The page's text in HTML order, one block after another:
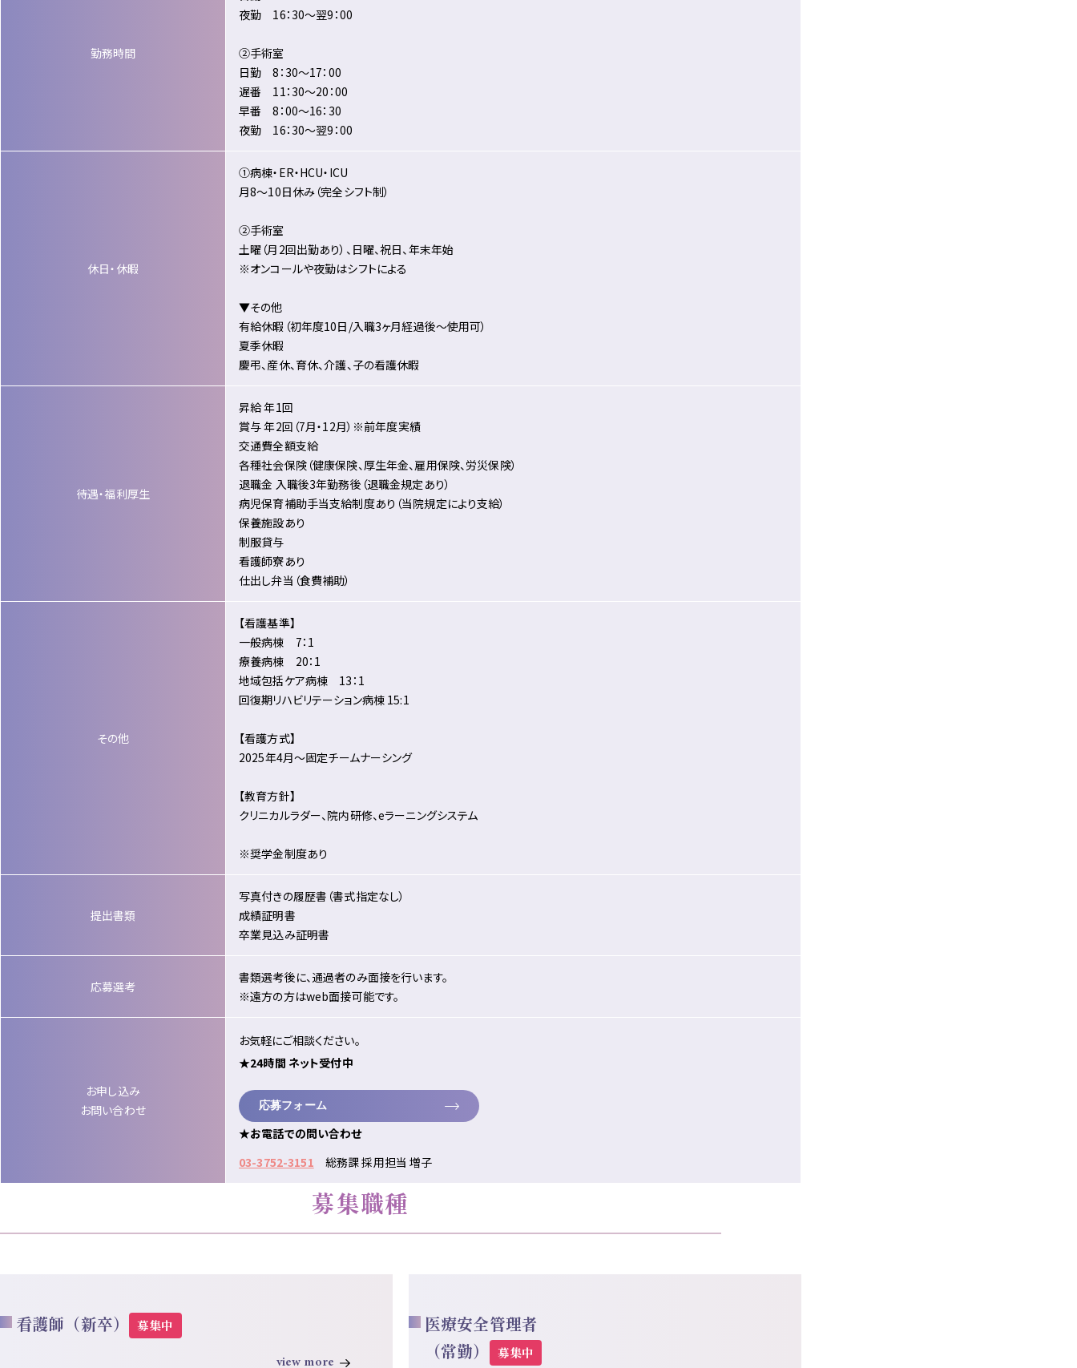
勤務時間
夜勤 16：30～翌9：00
②手術室
日勤 8：30～17：00
遅番 11：30～20：00
早番 8：00～16：30
夜勤 16：30～翌9：00
休日・休暇
①病棟・ER・HCU・ICU
月8～10日休み（完全シフト制）
②手術室
土曜（月2回出勤あり）、日曜、祝日、年末年始
※オンコールや夜勤はシフトによる
▼その他
有給休暇（初年度10日/入職3ヶ月経過後～使用可）
夏季休暇
慶弔、産休、育休、介護、子の看護休暇
待遇・福利厚生
昇給 年1回
賞与 年2回（7月・12月）※前年度実績
交通費全額支給
各種社会保険（健康保険、厚生年金、雇用保険、労災保険）
退職金 入職後3年勤務後（退職金規定あり）
病児保育補助手当支給制度あり（当院規定により支給）
保養施設あり
制服貸与
看護師寮あり
仕出し弁当（食費補助）
その他
【看護基準】
一般病棟 7：1
療養病棟 20：1
地域包括ケア病棟 13：1
回復期リハビリテーション病棟 15:1
【看護方式】
2025年4月～固定チームナーシング
【教育方針】
クリニカルラダー、院内研修、eラーニングシステム
※奨学金制度あり
提出書類
写真付きの履歴書（書式指定なし）
成績証明書
卒業見込み証明書
応募選考
書類選考後に、通過者のみ面接を行います。
※遠方の方はweb面接可能です。
お申し込み
お問い合わせ
お気軽にご相談ください。
★24時間 ネット受付中
応募フォーム
★お電話での問い合わせ
03-3752-3151 総務課 採用担当 増子
募集職種
看護師（新卒） 募集中
view more
医療安全管理者
（常勤）
募集中